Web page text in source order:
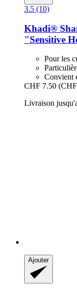
3.5 (10)
Khadi®
"Sensitive
Pour les
Convient
CHF 7.50
Livraison
Ajouter